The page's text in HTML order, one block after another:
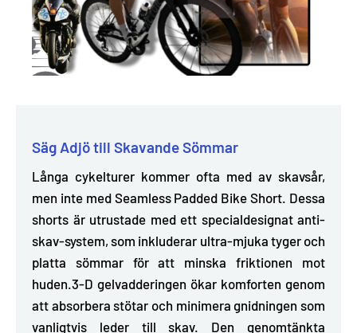
Säg Adjö till Skavande Sömmar
Långa cykelturer kommer ofta med av skavsår,
men inte med Seamless Padded Bike Short. Dessa
shorts är utrustade med ett specialdesignat anti-
skav-system,som inkluderar ultra-mjuka tyger och
platta sömmar för att minska friktionen mot
huden. 3-D gelvadderingen ökar komforten genom
att absorbera stötar och minimera gnidningen som
vanligtvis leder till skav.
Den genomtänkta